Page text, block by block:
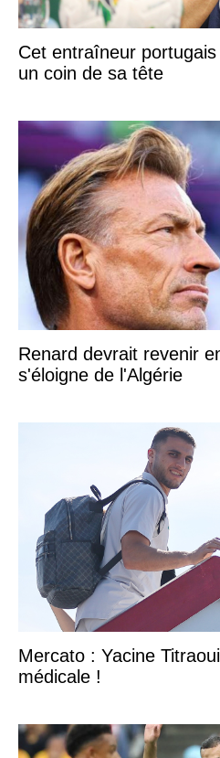
Cet entraîneur
un coin de sa tête
Renard devrait revenir
s'éloigne de l'Algérie
Mercato : Yacine
médicale !